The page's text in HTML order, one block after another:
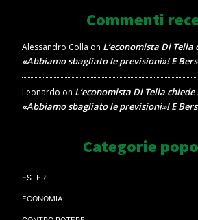
Commenti
Alessandro Colla on L’economista Di
«Abbiamo sbagliato le previsioni»! E
Leonardo on L’economista Di Tella
«Abbiamo sbagliato le previsioni»! E
Categorie
ESTERI
ECONOMIA